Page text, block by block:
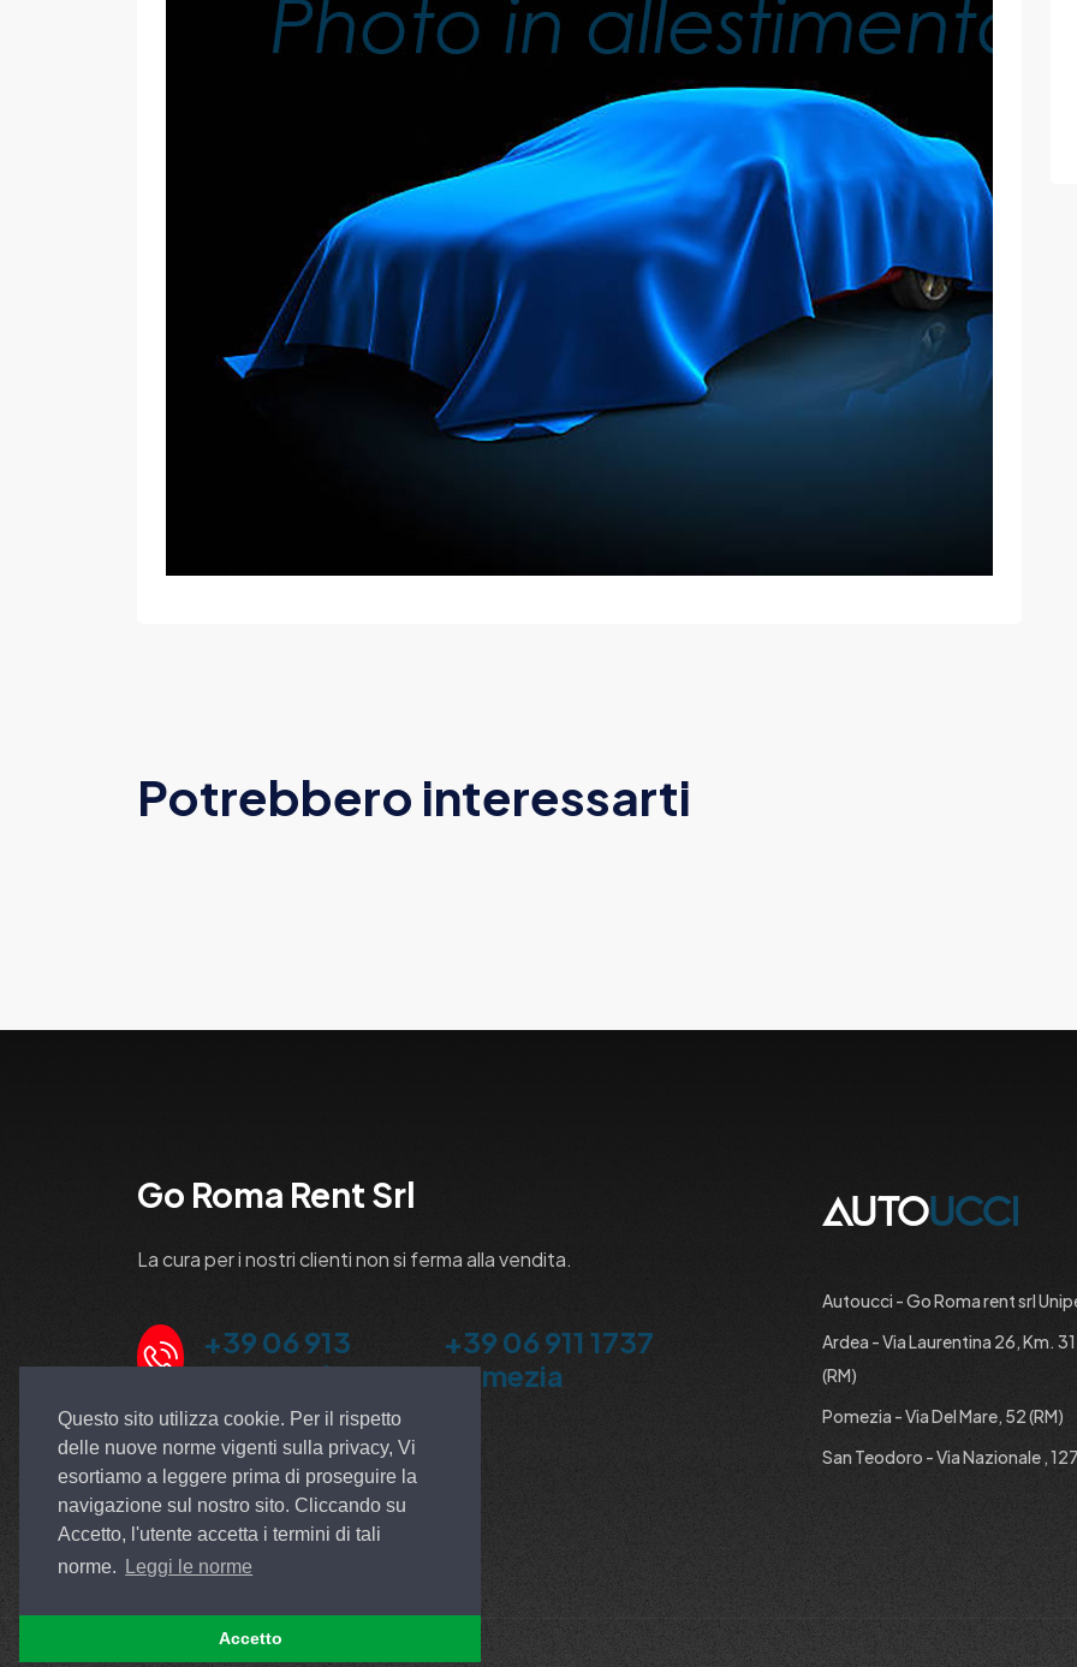
Questo sito utilizza cookie. Per il rispetto
delle nuove norme vigenti sulla privacy, Vi
esortiamo a leggere prima di proseguire la
navigazione sul nostro sito. Cliccando su
Accetto, l'utente accetta i termini di tali
norme.
Leggi le norme
Accetto
Potrebbero interessarti
Go Roma Rent Srl
La cura per i nostri clienti non si ferma alla vendita.
+39 06 913
5100 Ardea
+39 06 911 1737
Pomezia
Autoucci - Go Roma rent srl
Ardea - Via Laurentina 26, Km.
(RM)
Pomezia - Via Del Mare, 52 (RM)
San Teodoro - Via Nazionale ,
© All rights reserved. Made by